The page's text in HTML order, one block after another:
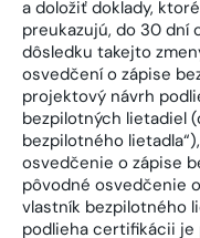
a doložiť doklady,
preukazujú, do 30 dní
dôsledku takejto
osvedčení o zápise
projektový návrh
bezpilotných lietadiel
bezpilotného
osvedčenie o zápise
pôvodné osvedčenie
vlastník bezpilotného
podlieha certifikácii